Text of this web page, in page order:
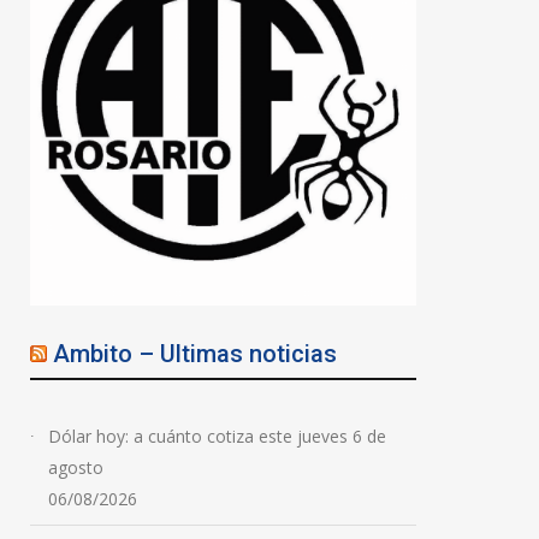
Ambito – Ultimas noticias
Dólar hoy: a cuánto cotiza este jueves 6 de
agosto
06/08/2026